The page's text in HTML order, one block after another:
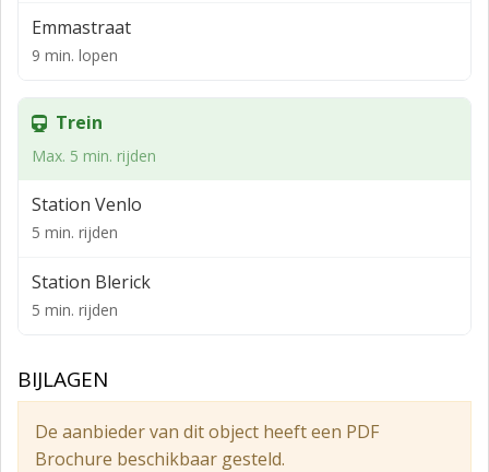
Opleveringsniveau
Verhuurd wordt het casco. Tot het gehuurde behoren
en pantry-opstelling.
Parkeren
parkeerplaatsen aanwezig, onder andere in de diverse
nabij gelegen parkeergarages.
Emmastraat
9 min. lopen
Trein
Max. 5 min. rijden
Station Venlo
5 min. rijden
Station Blerick
5 min. rijden
BIJLAGEN
De aanbieder van dit object heeft een PDF
Brochure beschikbaar gesteld.